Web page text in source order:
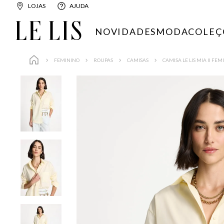
LOJAS AJUDA
NOVIDADESMODA
FEMININO ROUPAS CAMISAS CAMISA LE LIS MIA II